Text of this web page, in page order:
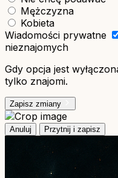
Mężczyzna
Kobieta
Wiadomości prywatne
nieznajomych
Gdy opcja jest
tylko znajomi.
Zapisz zmiany
Anuluj Przytnij i zapisz